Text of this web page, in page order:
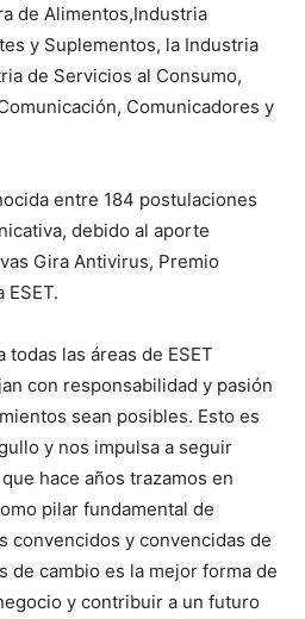
de Alimentos,Industria
y Suplementos, la Industria
de Servicios al Consumo,
Comunicadores y
entre 184 postulaciones
debido al aporte
Gira Antivirus, Premio
todas las áreas de ESET
con responsabilidad y pasión
sean posibles. Esto es
y nos impulsa a seguir
hace años trazamos en
pilar fundamental de
convencidos y convencidas de
de cambio es la mejor forma de
y contribuir a un futuro